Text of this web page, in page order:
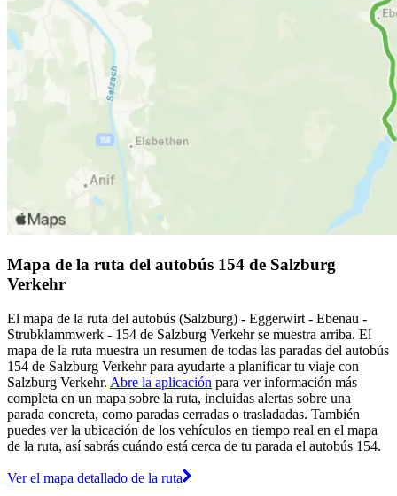
Mapa de la ruta del autobús 154 de Salzburg
Verkehr
El mapa de la ruta del autobús (Salzburg) - Eggerwirt - Ebenau -
Strubklammwerk - 154 de Salzburg Verkehr se muestra arriba. El
mapa de la ruta muestra un resumen de todas las paradas del autobús
154 de Salzburg Verkehr para ayudarte a planificar tu viaje con
Salzburg Verkehr. Abre la aplicación para ver información más
completa en un mapa sobre la ruta, incluidas alertas sobre una
parada concreta, como paradas cerradas o trasladadas. También
puedes ver la ubicación de los vehículos en tiempo real en el mapa
de la ruta, así sabrás cuándo está cerca de tu parada el autobús 154.
Ver el mapa detallado de la ruta